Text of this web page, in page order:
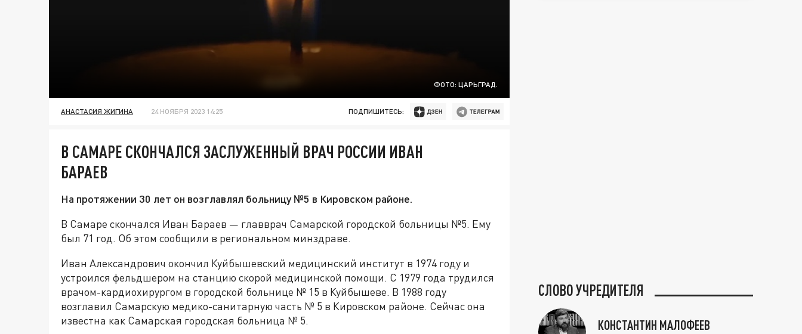
ФОТО: ЦАРЬГРАД.
АНАСТАСИЯ ЖИГИНА 24 НОЯБРЯ 2023 14:25 ПОДПИШИТЕСЬ:
В САМАРЕ СКОНЧАЛСЯ ЗАСЛУЖЕННЫЙ ВРАЧ РОССИИ ИВАН
БАРАЕВ
На протяжении 30 лет он возглавлял больницу №5 в Кировском районе.
В Самаре скончался Иван Бараев — главврач Самарской городской больницы №5. Ему
был 71 год. Об этом сообщили в региональном минздраве.
Иван Александрович окончил Куйбышевский медицинский институт в 1974 году и
устроился фельдшером на станцию скорой медицинской помощи. С 1979 года трудился
врачом-кардиохирургом в городской больнице № 15 в Куйбышеве. В 1988 году
возглавил Самарскую медико-санитарную часть № 5 в Кировском районе. Сейчас она
известна как Самарская городская больница № 5.
СЛОВО УЧРЕДИТЕЛЯ
КОНСТАНТИН МАЛОФЕЕВ